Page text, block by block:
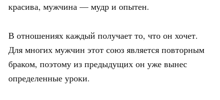
красива, мужчина — мудр и опытен.
В отношениях каждый получает то, что он хочет.
Для многих мужчин этот союз является повторным
браком, поэтому из предыдущих он уже вынес
определенные уроки.